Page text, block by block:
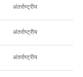
अंतर्राष्ट्रीय
अंतर्राष्ट्रीय
अंतर्राष्ट्रीय